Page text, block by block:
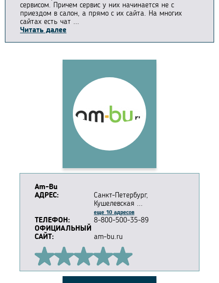
сервисом. Причем сервис у них начинается не с
приездом в салон, а прямо с их сайта. На многих
сайтах есть чат ...
Читать далее
Am-Bu
АДРЕС:
Санкт-Петербург,
Кушелевская ...
еще 10 адресов
ТЕЛЕФОН:
8-800-500-35-89
ОФИЦИАЛЬНЫЙ
САЙТ:
am-bu.ru